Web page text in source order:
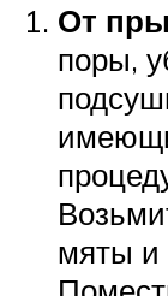
От
поры,
мяты и